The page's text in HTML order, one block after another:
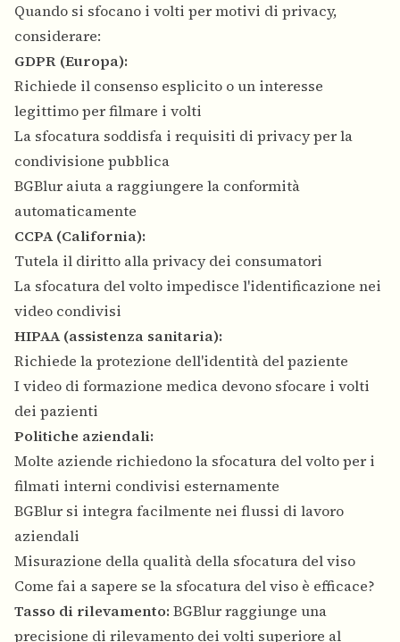
Quando si sfocano i volti per motivi di privacy,
considerare:
GDPR (Europa):
Richiede il consenso esplicito o un interesse
legittimo per filmare i volti
La sfocatura soddisfa i requisiti di privacy per la
condivisione pubblica
BGBlur aiuta a raggiungere la conformità
automaticamente
CCPA (California):
Tutela il diritto alla privacy dei consumatori
La sfocatura del volto impedisce l'identificazione nei
video condivisi
HIPAA (assistenza sanitaria):
Richiede la protezione dell'identità del paziente
I video di formazione medica devono sfocare i volti
dei pazienti
Politiche aziendali:
Molte aziende richiedono la sfocatura del volto per i
filmati interni condivisi esternamente
BGBlur si integra facilmente nei flussi di lavoro
aziendali
Misurazione della qualità della sfocatura del viso
Come fai a sapere se la sfocatura del viso è efficace?
Tasso di rilevamento: BGBlur raggiunge una
precisione di rilevamento dei volti superiore al